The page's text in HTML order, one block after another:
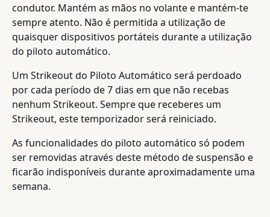
condutor. Mantém as mãos no volante e mantém-te
sempre atento. Não é permitida a utilização de
quaisquer dispositivos portáteis durante a utilização
do piloto automático.
Um Strikeout do Piloto Automático será perdoado
por cada período de 7 dias em que não recebas
nenhum Strikeout. Sempre que receberes um
Strikeout, este temporizador será reiniciado.
As funcionalidades do piloto automático só podem
ser removidas através deste método de suspensão e
ficarão indisponíveis durante aproximadamente uma
semana.